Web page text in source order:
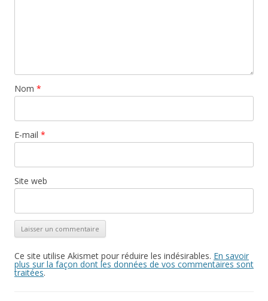
Nom *
E-mail *
Site web
Ce site utilise Akismet pour réduire les indésirables. En savoir
plus sur la façon dont les données de vos commentaires sont
traitées.